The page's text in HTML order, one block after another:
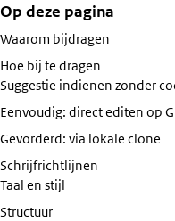
Op deze pagina
Waarom bijdragen
Hoe bij te dragen
Suggestie indienen zonder
Eenvoudig: direct editen op
Gevorderd: via lokale clone
Schrijfrichtlijnen
Taal en stijl
Structuur